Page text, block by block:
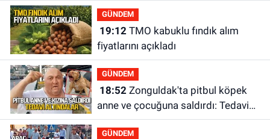
GÜNDEM
19:12TMO kabuklu fındık alım
fiyatlarını açıkladı
GÜNDEM
18:52Zonguldak'ta pitbul köpek
anne ve çocuğuna saldırdı: Tedavi
altındalar
GÜNDEM